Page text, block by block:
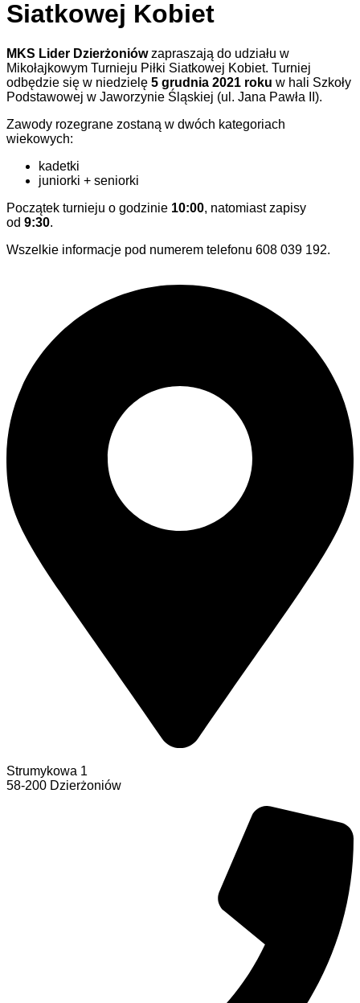
Siatkowej Kobiet
MKS Lider Dzierżoniówzapraszają do udziału w
Mikołajkowym Turnieju Piłki Siatkowej Kobiet. Turniej
odbędzie się w niedzielę 5 grudnia 2021 roku w hali Szkoły
Podstawowej w Jaworzynie Śląskiej (ul. Jana Pawła II).
Zawody rozegrane zostaną w dwóch kategoriach
wiekowych:
kadetki
juniorki + seniorki
Początek turnieju o godzinie 10:00, natomiast zapisy
od 9:30.
Wszelkie informacje pod numerem telefonu 608 039 192.
Strumykowa 1
58-200 Dzierżoniów